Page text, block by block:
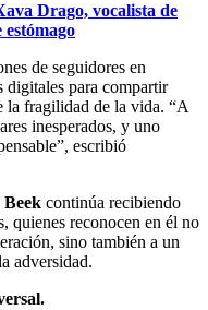
Drago, vocalista de
de seguidores en
digitales para compartir
la fragilidad de la vida. “A
inesperados, y uno
escribió
Beek continúa recibiendo
quienes reconocen en él no
sino también a un
adversidad.